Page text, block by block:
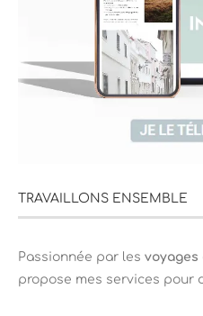
TRAVAILLONS ENSEMBLE
Passionnée par les
propose mes services pour